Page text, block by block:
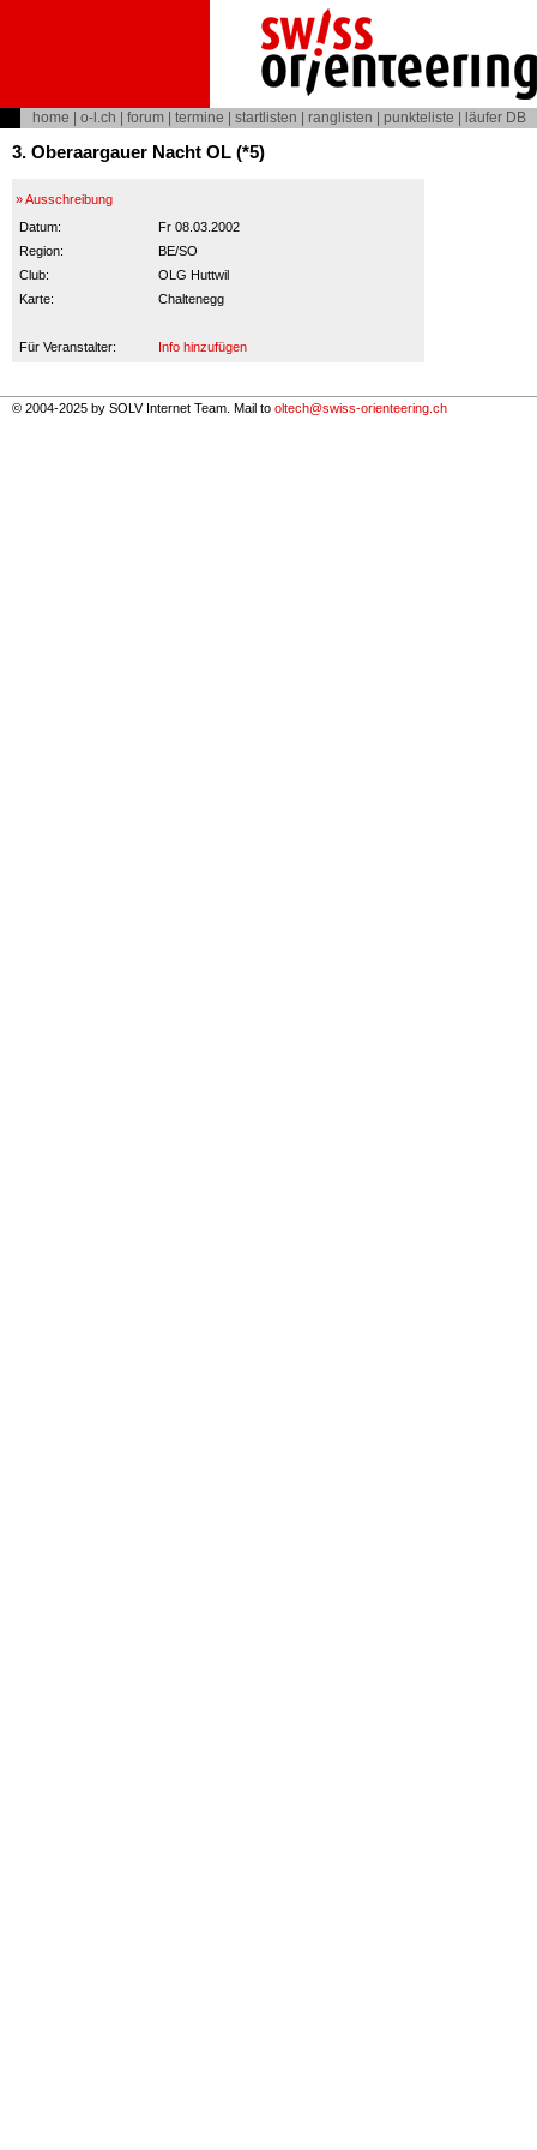
home o-l.ch forum termine startlisten ranglisten punkteliste läufer DB
3. Oberaargauer Nacht OL (*5)
» Ausschreibung
Datum:
Fr 08.03.2002
Region:
BE/SO
Club:
OLG Huttwil
Karte:
Chaltenegg
Für Veranstalter: Info hinzufügen
© 2004-2025 by SOLV Internet Team. Mail to oltech@swiss-orienteering.ch